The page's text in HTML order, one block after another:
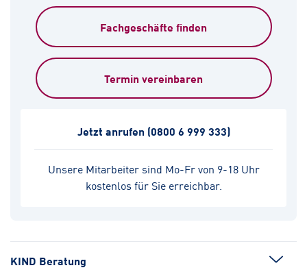
Fachgeschäfte finden
Termin vereinbaren
Unsere Mitarbeiter sind Mo-Fr von 9-18 Uhr
kostenlos für Sie erreichbar.
Jetzt anrufen (0800 6 999 333)
KIND Beratung